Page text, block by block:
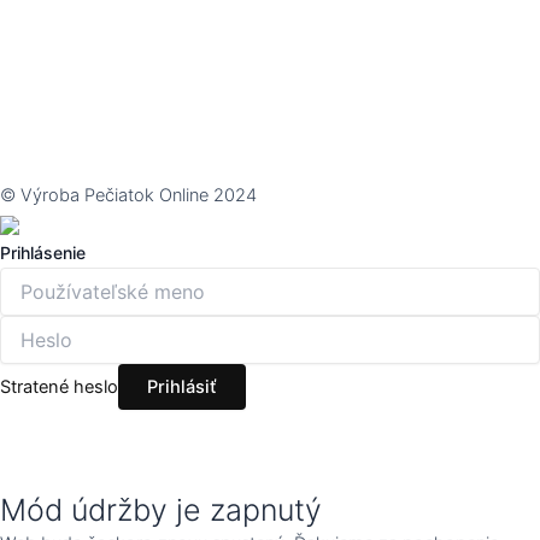
Mód údržby je zapnutý
© Výroba Pečiatok Online 2024
Prihlásenie
Stratené heslo